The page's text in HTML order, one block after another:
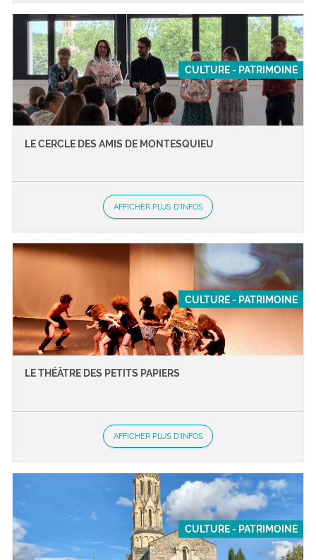
CULTURE - PATRIMOINE
LE CERCLE DES AMIS DE MONTESQUIEU
AFFICHER PLUS D'INFOS
CULTURE - PATRIMOINE
LE THÉÂTRE DES PETITS PAPIERS
AFFICHER PLUS D'INFOS
CULTURE - PATRIMOINE